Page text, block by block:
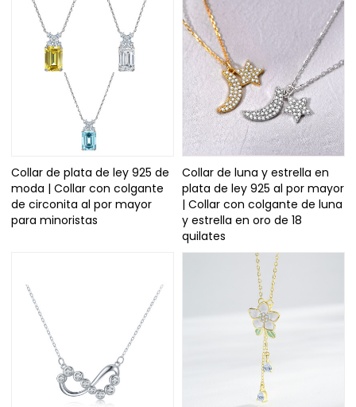
Collar de plata de ley 925 de
moda | Collar con colgante
de circonita al por mayor
para minoristas
Collar de luna y estrella en
plata de ley 925 al por mayor
| Collar con colgante de luna
y estrella en oro de 18
quilates